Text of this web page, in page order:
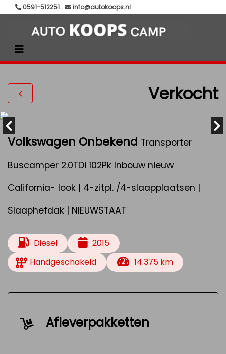
0591-512251 info@autokoops.nl
Verkocht
Volkswagen Onbekend Transporter
Buscamper 2.0TDi 102Pk Inbouw nieuw
California- look | 4-zitpl. /4-slaapplaatsen |
Slaaphefdak | NIEUWSTAAT
Diesel
2015
Handgeschakeld
14.375 km
Afleverpakketten